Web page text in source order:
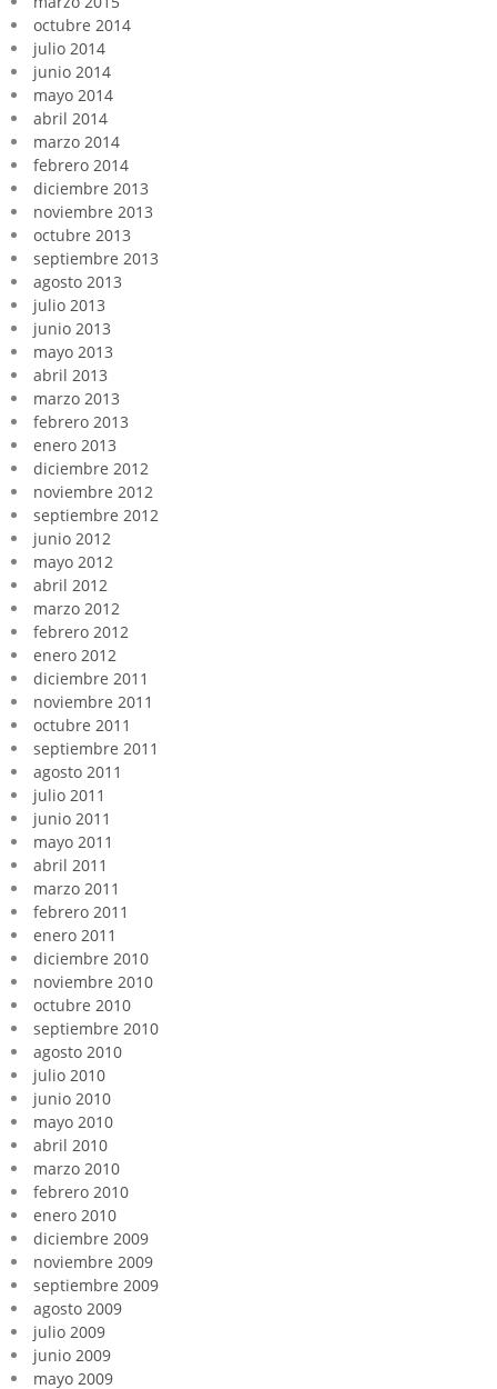
octubre 2014
julio 2014
junio 2014
mayo 2014
abril 2014
marzo 2014
febrero 2014
diciembre 2013
noviembre 2013
octubre 2013
septiembre 2013
agosto 2013
julio 2013
junio 2013
mayo 2013
abril 2013
marzo 2013
febrero 2013
enero 2013
diciembre 2012
noviembre 2012
septiembre 2012
junio 2012
mayo 2012
abril 2012
marzo 2012
febrero 2012
enero 2012
diciembre 2011
noviembre 2011
octubre 2011
septiembre 2011
agosto 2011
julio 2011
junio 2011
mayo 2011
abril 2011
marzo 2011
febrero 2011
enero 2011
diciembre 2010
noviembre 2010
octubre 2010
septiembre 2010
agosto 2010
julio 2010
junio 2010
mayo 2010
abril 2010
marzo 2010
febrero 2010
enero 2010
diciembre 2009
noviembre 2009
septiembre 2009
agosto 2009
julio 2009
junio 2009
mayo 2009